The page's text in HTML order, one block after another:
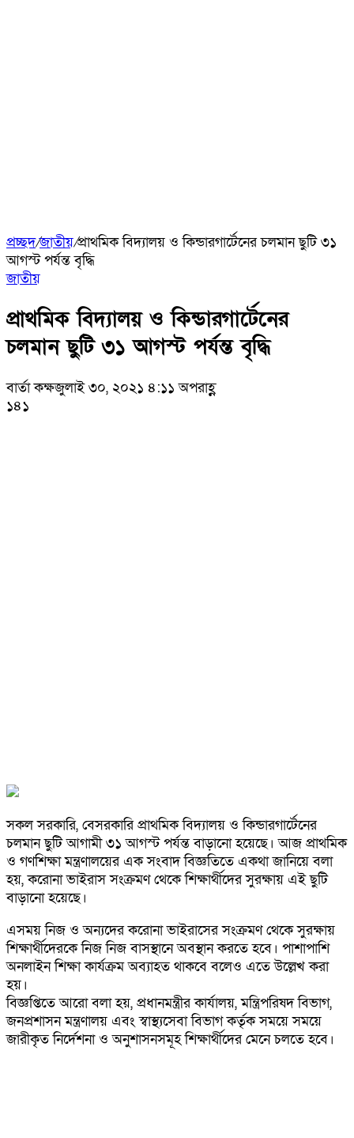
প্রচ্ছদ/জাতীয়/প্রাথমিক বিদ্যালয় ও কিন্ডারগার্টেনের চলমান ছুটি ৩১
আগস্ট পর্যন্ত বৃদ্ধি
জাতীয়
প্রাথমিক বিদ্যালয় ও কিন্ডারগার্টেনের
চলমান ছুটি ৩১ আগস্ট পর্যন্ত বৃদ্ধি
বার্তা কক্ষজুলাই ৩০, ২০২১ ৪:১১ অপরাহ্ণ
১৪১
সকল সরকারি, বেসরকারি প্রাথমিক বিদ্যালয় ও কিন্ডারগার্টেনের
চলমান ছুটি আগামী ৩১ আগস্ট পর্যন্ত বাড়ানো হয়েছে। আজ প্রাথমিক
ও গণশিক্ষা মন্ত্রণালয়ের এক সংবাদ বিজ্ঞতিতে একথা জানিয়ে বলা
হয়, করোনা ভাইরাস সংক্রমণ থেকে শিক্ষার্থীদের সুরক্ষায় এই ছুটি
বাড়ানো হয়েছে।
এসময় নিজ ও অন্যদের করোনা ভাইরাসের সংক্রমণ থেকে সুরক্ষায়
শিক্ষার্থীদেরকে নিজ নিজ বাসস্থানে অবস্থান করতে হবে। পাশাপাশি
অনলাইন শিক্ষা কার্যক্রম অব্যাহত থাকবে বলেও এতে উল্লেখ করা
হয়।
বিজ্ঞপ্তিতে আরো বলা হয়, প্রধানমন্ত্রীর কার্যালয়, মন্ত্রিপরিষদ বিভাগ,
জনপ্রশাসন মন্ত্রণালয় এবং স্বাস্থ্যসেবা বিভাগ কর্তৃক সময়ে সময়ে
জারীকৃত নির্দেশনা ও অনুশাসনসমূহ শিক্ষার্থীদের মেনে চলতে হবে।